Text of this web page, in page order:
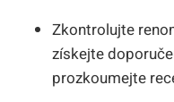
Zkontrolujte
získejte
prozkoumejte